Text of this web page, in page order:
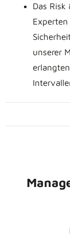
Das Risk
unserer